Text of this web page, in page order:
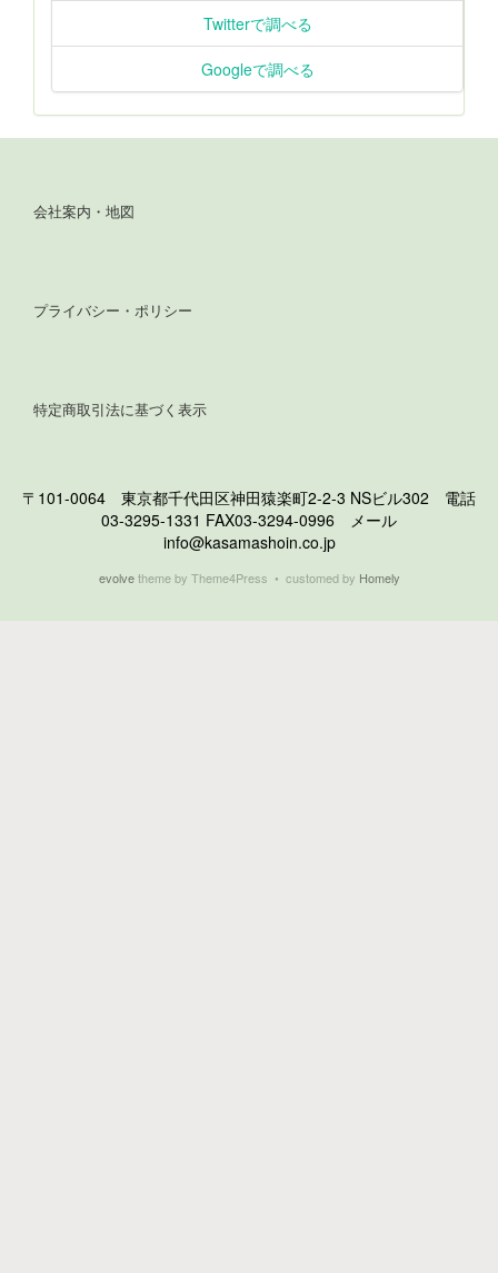
Twitterで調べる
Googleで調べる
会社案内・地図
プライバシー・ポリシー
特定商取引法に基づく表示
〒101-0064 東京都千代田区神田猿楽町2-2-3 NSビル302 電話
03-3295-1331 FAX03-3294-0996 メール
info@kasamashoin.co.jp
evolvetheme by Theme4Press • customed by Homely